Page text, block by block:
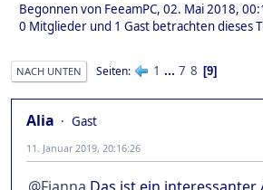
Begonnen von FeeamPC, 02. Mai 2018,
0 Mitglieder und 1 Gast betrachten dieses
NACH UNTEN Seiten 1 ... 7 8 9
Alia
Gast
11. Januar 2019, 20:16:26